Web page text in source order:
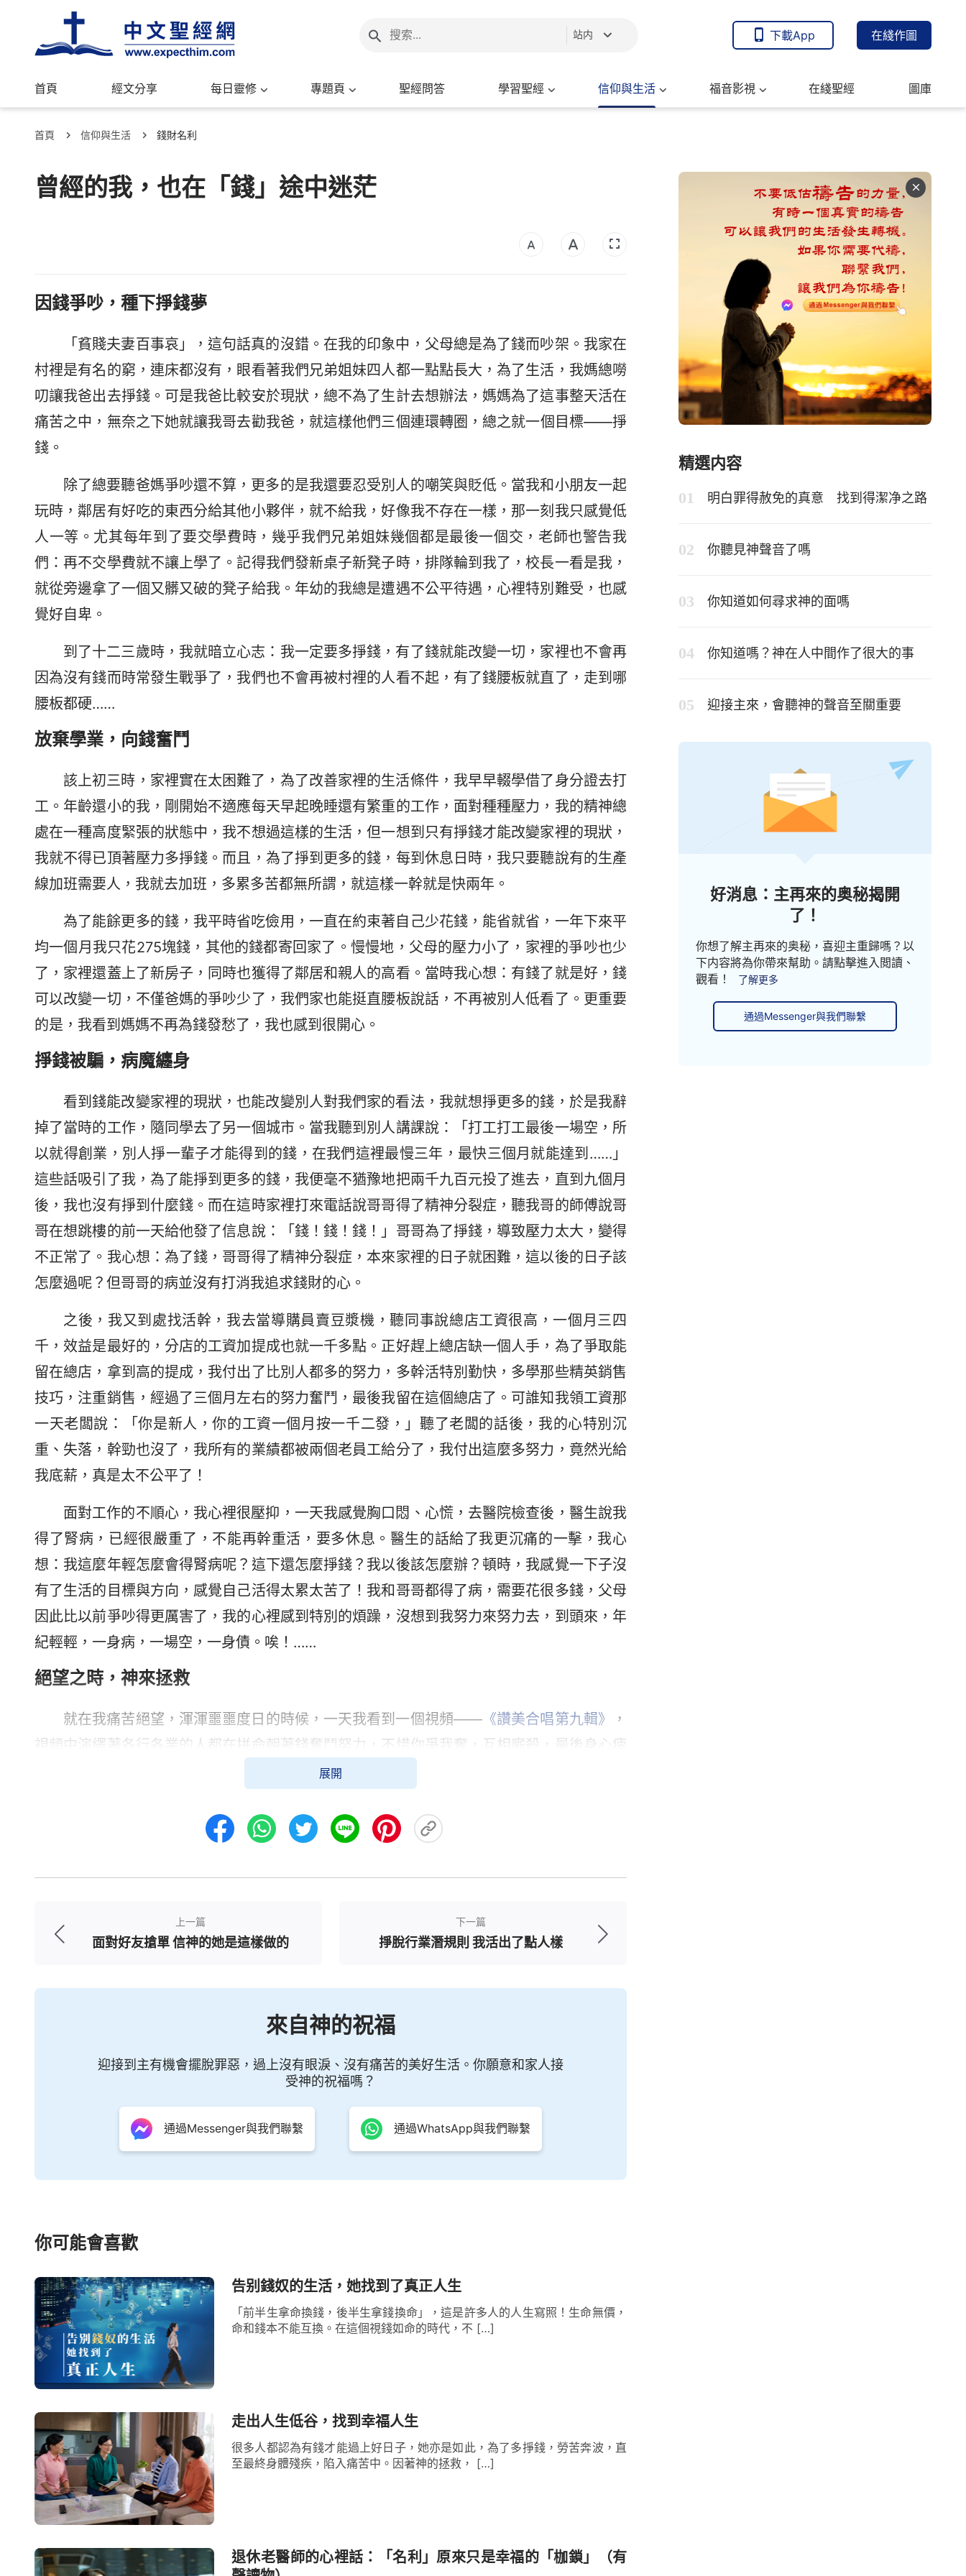
站内 下載App 在綫作圖
首頁 經文分享 每日靈修 專題頁 聖經問答 學習聖經 信仰與生活 福音影視 在綫聖經 圖庫
首頁 信仰與生活 錢財名利
曾經的我，也在「錢」途中迷茫
因錢爭吵，種下掙錢夢
「貧賤夫妻百事哀」，這句話真的沒錯。在我的印象中，父母總是為了錢而吵架。我家在
村裡是有名的窮，連床都沒有，眼看著我們兄弟姐妹四人都一點點長大，為了生活，我媽總嘮
叨讓我爸出去掙錢。可是我爸比較安於現狀，總不為了生計去想辦法，媽媽為了這事整天活在
痛苦之中，無奈之下她就讓我哥去勸我爸，就這樣他們三個連環轉圈，總之就一個目標——掙
錢。
除了總要聽爸媽爭吵還不算，更多的是我還要忍受別人的嘲笑與貶低。當我和小朋友一起
玩時，鄰居有好吃的東西分給其他小夥伴，就不給我，好像我不存在一樣，那一刻我只感覺低
人一等。尤其每年到了要交學費時，幾乎我們兄弟姐妹幾個都是最後一個交，老師也警告我
們：再不交學費就不讓上學了。記得我們發新桌子新凳子時，排隊輪到我了，校長一看是我，
就從旁邊拿了一個又髒又破的凳子給我。年幼的我總是遭遇不公平待遇，心裡特別難受，也感
覺好自卑。
到了十二三歲時，我就暗立心志：我一定要多掙錢，有了錢就能改變一切，家裡也不會再
因為沒有錢而時常發生戰爭了，我們也不會再被村裡的人看不起，有了錢腰板就直了，走到哪
腰板都硬……
放棄學業，向錢奮鬥
該上初三時，家裡實在太困難了，為了改善家裡的生活條件，我早早輟學借了身分證去打
工。年齡還小的我，剛開始不適應每天早起晚睡還有繁重的工作，面對種種壓力，我的精神總
處在一種高度緊張的狀態中，我不想過這樣的生活，但一想到只有掙錢才能改變家裡的現狀，
我就不得已頂著壓力多掙錢。而且，為了掙到更多的錢，每到休息日時，我只要聽說有的生產
線加班需要人，我就去加班，多累多苦都無所謂，就這樣一幹就是快兩年。
為了能餘更多的錢，我平時省吃儉用，一直在約束著自己少花錢，能省就省，一年下來平
均一個月我只花275塊錢，其他的錢都寄回家了。慢慢地，父母的壓力小了，家裡的爭吵也少
了，家裡還蓋上了新房子，同時也獲得了鄰居和親人的高看。當時我心想：有錢了就是好，錢
可以改變一切，不僅爸媽的爭吵少了，我們家也能挺直腰板說話，不再被別人低看了。更重要
的是，我看到媽媽不再為錢發愁了，我也感到很開心。
掙錢被騙，病魔纏身
看到錢能改變家裡的現狀，也能改變別人對我們家的看法，我就想掙更多的錢，於是我辭
掉了當時的工作，隨同學去了另一個城市。當我聽到別人講課說：「打工打工最後一場空，所
以就得創業，別人掙一輩子才能得到的錢，在我們這裡最慢三年，最快三個月就能達到……」
這些話吸引了我，為了能掙到更多的錢，我便毫不猶豫地把兩千九百元投了進去，直到九個月
後，我也沒有掙到什麼錢。而在這時家裡打來電話說哥哥得了精神分裂症，聽我哥的師傅說哥
哥在想跳樓的前一天給他發了信息說：「錢！錢！錢！」哥哥為了掙錢，導致壓力太大，變得
不正常了。我心想：為了錢，哥哥得了精神分裂症，本來家裡的日子就困難，這以後的日子該
怎麼過呢？但哥哥的病並沒有打消我追求錢財的心。
之後，我又到處找活幹，我去當導購員賣豆漿機，聽同事說總店工資很高，一個月三四
千，效益是最好的，分店的工資加提成也就一千多點。正好趕上總店缺一個人手，為了爭取能
留在總店，拿到高的提成，我付出了比別人都多的努力，多幹活特別勤快，多學那些精英銷售
技巧，注重銷售，經過了三個月左右的努力奮鬥，最後我留在這個總店了。可誰知我領工資那
一天老闆說：「你是新人，你的工資一個月按一千二發，」聽了老闆的話後，我的心特別沉
重、失落，幹勁也沒了，我所有的業績都被兩個老員工給分了，我付出這麼多努力，竟然光給
我底薪，真是太不公平了！
面對工作的不順心，我心裡很壓抑，一天我感覺胸口悶、心慌，去醫院檢查後，醫生說我
得了腎病，已經很嚴重了，不能再幹重活，要多休息。醫生的話給了我更沉痛的一擊，我心
想：我這麼年輕怎麼會得腎病呢？這下還怎麼掙錢？我以後該怎麼辦？頓時，我感覺一下子沒
有了生活的目標與方向，感覺自己活得太累太苦了！我和哥哥都得了病，需要花很多錢，父母
因此比以前爭吵得更厲害了，我的心裡感到特別的煩躁，沒想到我努力來努力去，到頭來，年
紀輕輕，一身病，一場空，一身債。唉！……
絕望之時，神來拯救
就在我痛苦絕望，渾渾噩噩度日的時候，一天我看到一個視頻——《讚美合唱第九輯》
，
視頻中演繹著各行各業的人都在拼命朝著錢奮鬥努力，不惜你爭我奪，互相廝殺，最後身心疲
憊、痛苦不堪，特別是他們最後撕心裂肺的吶喊聲觸動著我的心：視頻中演繹的不就是我人生
當音樂響起，歌詞打動了我的心：
「沒有人主動尋求神的腳蹤與神的顯現神的顯現，沒有
這樣，人在不知不覺中不再懂得做人的道理做人的道理，不再懂得人生存的價值與意義所
來的一切，人便開始抵觸從神來的律法與典章，人的心、人的靈人的心、人的靈麻木了……神
聽完神的這些話我的眼睛濕潤了，回想自己拼命掙錢的一幕幕，我不就是跟那些追求錢財
的人一樣嗎？這些年，為了掙更多的錢，滿足自己的慾望，儘管很苦很累我也心甘，可努力付
現在通過看神的話，再藉著弟兄姊妹的交通，我才明白了自己痛苦的根源就是因著遠離了
神，被撒但引誘敗壞成了錢財的奴隸與玩物，一味追求錢財造成的。回想我從小就追求做有錢
人，認為人有了錢財就能有了一切，為此我從未成年開始就去拼命地奮鬥，掙錢成了我生存的
動力，看看自己這一路走來，追求錢財不僅沒有得到真正的幸福生活，反而增添了更多的痛苦
無助。原來撒但就是這樣藉著錢財敗壞人、殘害人、吞吃人的，使人為這些虛無的東西活著，
身不由己地接受撒但的擺佈玩弄，而無心去信神，更不會去想自己的生命的源頭來源於誰，怎
樣活著才有意義，結果我們被蒙蔽了雙眼，離神越來越遠，活在痛苦中無法自拔。我就是因著
被撒但引誘敗壞才成了錢財的犧牲品，受盡了撒但的愚弄苦害！
我不禁感嘆：我這樣活著的確挺悲哀的！同時我也感到了全能者對我的憐憫，神知道我活
在撒但權下的痛苦與悲哀，把我帶到了神的面前，讓我能享受到神話語的供應與澆灌，明白了
使自己痛苦的根源究竟是什麼，也知道了唯有跟隨神走追求
白這些後，我心中對神滿了感激，願意好好信神跟隨神。之後藉著過教會生活，跟弟兄姊妹在
展開
上一篇
面對好友搶單 信神的她是這樣做的
下一篇
掙脫行業潛規則 我活出了點人樣
來自神的祝福
迎接到主有機會擺脫罪惡，過上沒有眼淚、沒有痛苦的美好生活。你願意和家人接
受神的祝福嗎？
通過Messenger與我們聯繫 通過WhatsApp與我們聯繫
你可能會喜歡
告别錢奴的生活，她找到了真正人生
「前半生拿命換錢，後半生拿錢換命」，這是許多人的人生寫照！生命無價，
命和錢本不能互換。在這個視錢如命的時代，不 […]
走出人生低谷，找到幸福人生
很多人都認為有錢才能過上好日子，她亦是如此，為了多掙錢，勞苦奔波，直
至最終身體殘疾，陷入痛苦中。因著神的拯救， […]
退休老醫師的心裡話：「名利」原來只是幸福的「枷鎖」（有
精選内容
明白罪得赦免的真意 找到得潔净之路
你聽見神聲音了嗎
你知道如何尋求神的面嗎
你知道嗎？神在人中間作了很大的事
迎接主來，會聽神的聲音至關重要
好消息：主再來的奥秘揭開
了！
你想了解主再來的奥秘，喜迎主重歸嗎？以
下内容將為你帶來幫助。請點擊進入閲讀、
觀看！
了解更多
通過Messenger與我們聯繫